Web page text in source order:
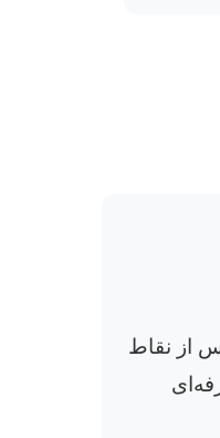
از نقاط